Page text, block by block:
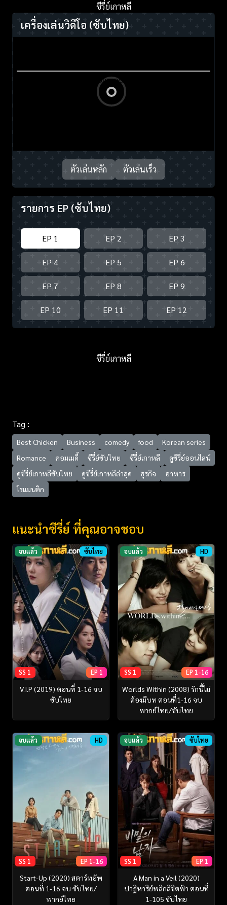
ซีรี่ย์เกาหลี
เครื่องเล่นวิดีโอ (ซับไทย)
ตัวเล่นหลัก ตัวเล่นเร็ว
รายการ EP (ซับไทย)
EP 1 EP 2 EP 3
EP 4 EP 5 EP 6
EP 7 EP 8 EP 9
EP 10 EP 11 EP 12
ซีรี่ย์เกาหลี
Tag :
Best Chicken Business comedy food
Korean series
Romance
คอมเมดี้ ซีรี่ย์ซับไทย ซีรี่ย์เกาหลี
ดูซีรี่ย์ออนไลน์
ดูซีรี่ย์เกาหลีซับไทย
ดูซีรี่ย์เกาหลีล่าสุด ธุรกิจ
อาหาร
โรแมนติก
แนะนำซีรี่ย์ ที่คุณอาจชอบ
จบแล้ว ซับไทย
SS 1 EP 1
V.I.P (2019) ตอนที่ 1-16 จบ
ซับไทย
จบแล้ว HD
SS 1 EP 1-16
Worlds Within (2008) รักนี้ไม่
ต้องมีบท ตอนที่1-16 จบ
พากย์ไทย/ซับไทย
จบแล้ว HD
SS 1 EP 1-16
Start-Up (2020) สตาร์ทอัพ
ตอนที่ 1-16 จบ ซับไทย/
พากย์ไทย
จบแล้ว ซับไทย
SS 1 EP 1
A Man in a Veil (2020)
ปาฏิหาริย์พลิกลิขิตฟ้า ตอนที่
1-105 ซับไทย